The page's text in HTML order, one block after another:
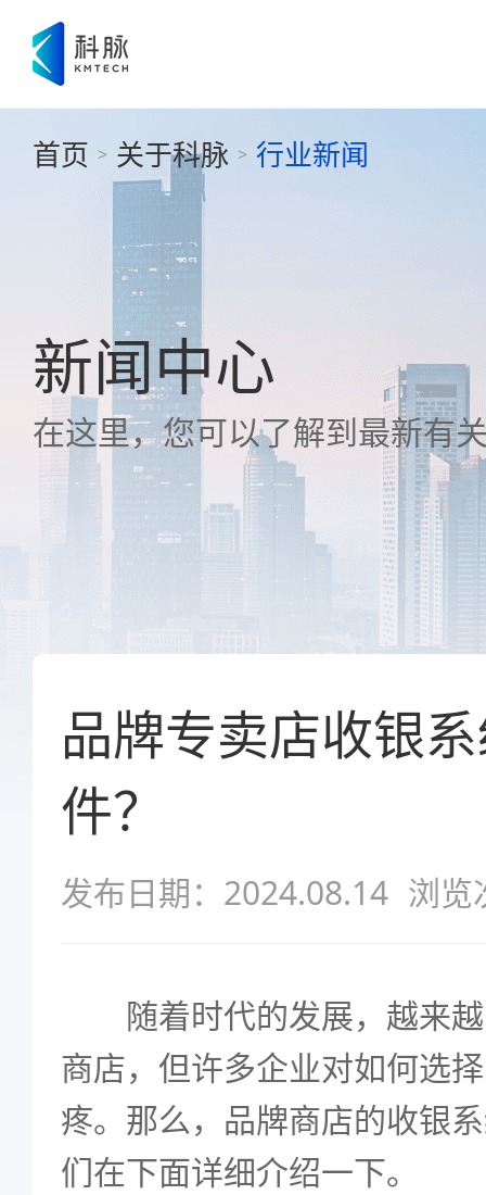
首页 > 关于科脉 > 行业新闻
新闻中心
在这里，您可以了解到最新有
品牌专卖店收银
件？
发布日期：2024.08.14 浏览
随着时代的发展，越来越
商店，但许多企业对如何选
疼。那么，品牌商店的收银
们在下面详细介绍一下。